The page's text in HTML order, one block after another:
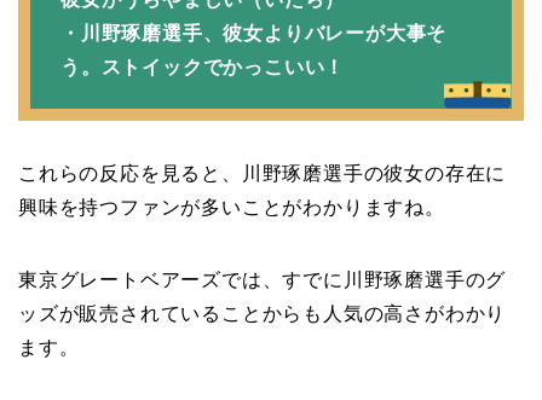
・川野琢磨選手、彼女よりバレーが大事そ
う。ストイックでかっこいい！
これらの反応を見ると、川野琢磨選手の彼女の存在に
興味を持つファンが多いことがわかりますね。
東京グレートベアーズでは、すでに川野琢磨選手のグ
ッズが販売されていることからも人気の高さがわかり
ます。